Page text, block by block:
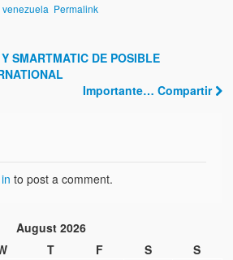
Permalink
SMARTMATIC DE POSIBLE
Importante… Compartir
to post a comment.
August 2026
T F S S